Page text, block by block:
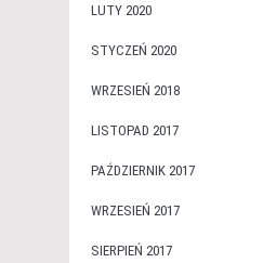
LUTY 2020
STYCZEŃ 2020
WRZESIEŃ 2018
LISTOPAD 2017
PAŹDZIERNIK 2017
WRZESIEŃ 2017
SIERPIEŃ 2017